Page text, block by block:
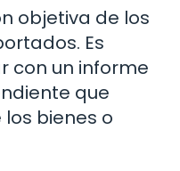
objetiva de los
Es
con un informe
que
bienes o